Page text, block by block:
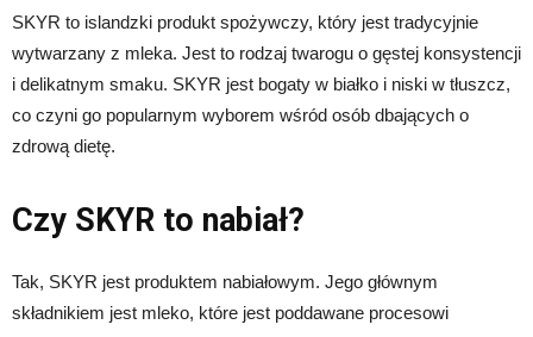
SKYR to islandzki produkt spożywczy, który jest tradycyjnie
wytwarzany z mleka. Jest to rodzaj twarogu o gęstej konsystencji
i delikatnym smaku. SKYR jest bogaty w białko i niski w tłuszcz,
co czyni go popularnym wyborem wśród osób dbających o
zdrową dietę.
Czy SKYR to nabiał?
Tak, SKYR jest produktem nabiałowym. Jego głównym
składnikiem jest mleko, które jest poddawane procesowi